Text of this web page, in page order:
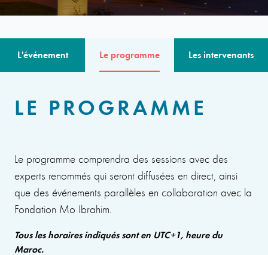
L'événement Le programme Les intervenants
LE PROGRAMME
Le programme comprendra des sessions avec des
experts renommés qui seront diffusées en direct, ainsi
que des événements parallèles en collaboration avec la
Fondation Mo Ibrahim.
Tous les horaires indiqués sont en UTC+1, heure du
Maroc.